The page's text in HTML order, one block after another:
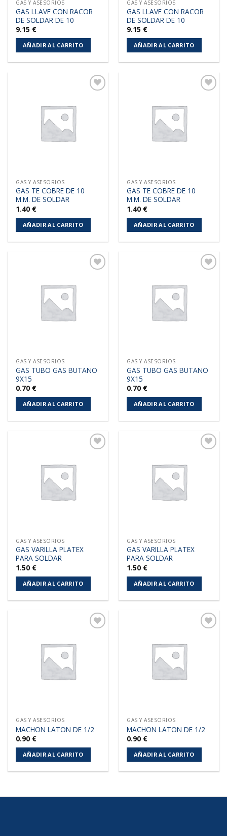
GAS Y ASESORIOS
GAS LLAVE CON RACOR
DE SOLDAR DE 10
9.15 €
AÑADIR AL CARRITO
GAS Y ASESORIOS
GAS LLAVE CON RACOR
DE SOLDAR DE 10
9.15 €
AÑADIR AL CARRITO
GAS Y ASESORIOS
GAS TE COBRE DE 10
M.M. DE SOLDAR
1.40 €
AÑADIR AL CARRITO
GAS Y ASESORIOS
GAS TE COBRE DE 10
M.M. DE SOLDAR
1.40 €
AÑADIR AL CARRITO
GAS Y ASESORIOS
GAS TUBO GAS BUTANO
9X15
0.70 €
AÑADIR AL CARRITO
GAS Y ASESORIOS
GAS TUBO GAS BUTANO
9X15
0.70 €
AÑADIR AL CARRITO
GAS Y ASESORIOS
GAS VARILLA PLATEX
PARA SOLDAR
1.50 €
AÑADIR AL CARRITO
GAS Y ASESORIOS
GAS VARILLA PLATEX
PARA SOLDAR
1.50 €
AÑADIR AL CARRITO
GAS Y ASESORIOS
MACHON LATON DE 1/2
0.90 €
AÑADIR AL CARRITO
GAS Y ASESORIOS
MACHON LATON DE 1/2
0.90 €
AÑADIR AL CARRITO